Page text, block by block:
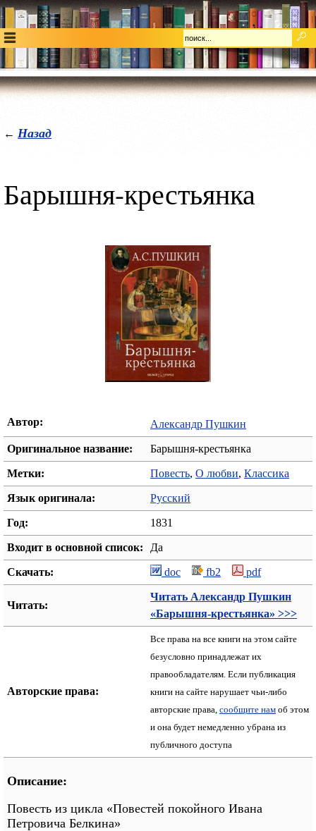
← Назад
Барышня-крестьянка
Автор: Александр Пушкин
Оригинальное название: Барышня-крестьянка
Метки: Повесть, О любви, Классика
Язык оригинала: Русский
Год: 1831
Входит в основной список: Да
Скачать: doc fb2 pdf
Читать:
Читать Александр Пушкин
«Барышня-крестьянка» >>>
Авторские права:
Все права на все книги на этом сайте
безусловно принадлежат их
правообладателям. Если публикация
книги на сайте нарушает чьи-либо
авторские права, сообщите нам об этом
и она будет немедленно убрана из
публичного доступа
Описание:
Повесть из цикла «Повестей покойного Ивана
Петровича Белкина»